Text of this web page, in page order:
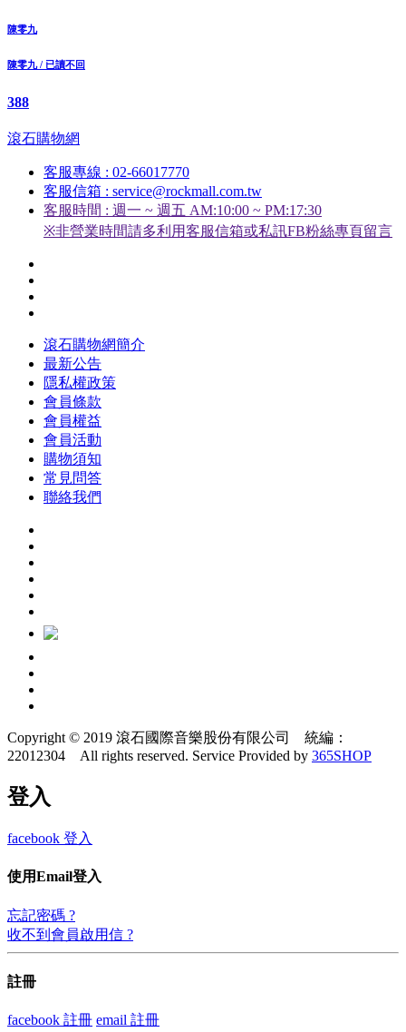
陳零九
陳零九 / 已讀不回
388
滾石購物網
客服專線 : 02-66017770
客服信箱 : service@rockmall.com.tw
客服時間 : 週一 ~ 週五 AM:10:00 ~ PM:17:30
※非營業時間請多利用客服信箱或私訊FB粉絲專頁留言
滾石購物網簡介
最新公告
隱私權政策
會員條款
會員權益
會員活動
購物須知
常見問答
聯絡我們
Copyright © 2019 滾石國際音樂股份有限公司 統編：
22012304 All rights reserved. Service Provided by 365SHOP
登入
facebook 登入
使用Email登入
忘記密碼 ?
收不到會員啟用信 ?
註冊
facebook 註冊 email 註冊